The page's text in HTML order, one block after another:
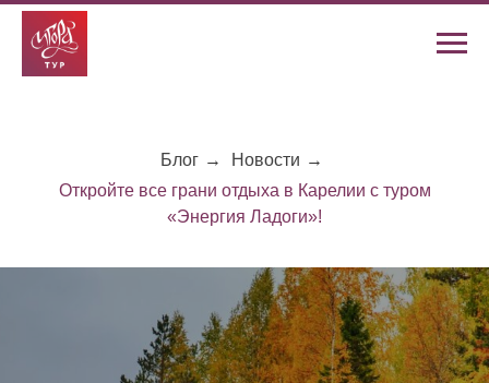
Блог → Новости →
Откройте все грани отдыха в Карелии с туром
«Энергия Ладоги»!